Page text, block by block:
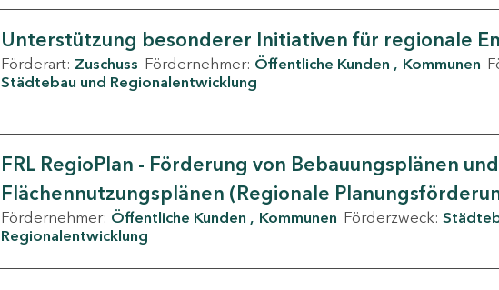
Unterstützung besonderer Initiativen für regionale
Förderart: Zuschuss Fördernehmer: Öffentliche Kunden Kommunen
Städtebau und Regionalentwicklung
FRL RegioPlan - Förderung von Bebauungsplänen und
Flächennutzungsplänen (Regionale
Fördernehmer: Öffentliche Kunden Kommunen Förderzweck:
Regionalentwicklung